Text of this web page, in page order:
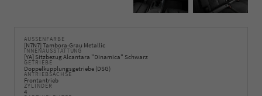
AUSSENFARBE
[N7N7] Tambora-Grau Metallic
INNENAUSSTATTUNG
[YA] Sitzbezug Alcantara "Dinamica" Schwarz
GETRIEBE
Doppelkupplungsgetriebe (DSG)
ANTRIEBSACHSE
Frontantrieb
ZYLINDER
4